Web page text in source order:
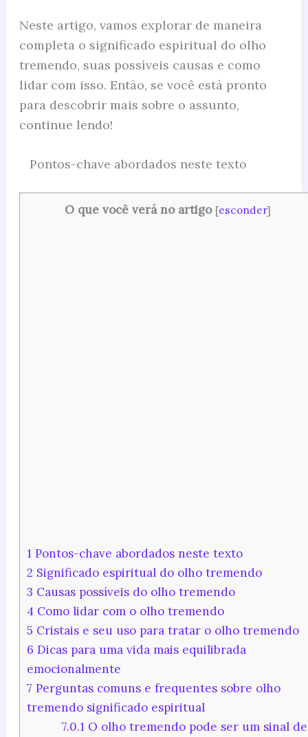
Neste artigo, vamos explorar de maneira
completa o significado espiritual do olho
tremendo, suas possíveis causas e como
lidar com isso. Então, se você está pronto
para descobrir mais sobre o assunto,
continue lendo!
Pontos-chave abordados neste texto
O que você verá no artigo [esconder]
1Pontos-chave abordados neste texto
2 Significado espiritual do olho tremendo
3 Causas possíveis do olho tremendo
4 Como lidar com o olho tremendo
5 Cristais e seu uso para tratar o olho tremendo
6 Dicas para uma vida mais equilibrada
emocionalmente
7 Perguntas comuns e frequentes sobre olho
tremendo significado espiritual
7.0.1 O olho tremendo pode ser um sinal de